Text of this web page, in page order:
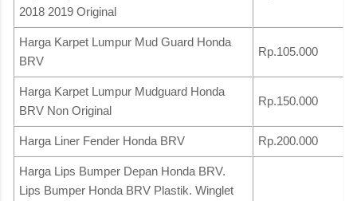
2018 2019 Original
Harga Karpet Lumpur Mud Guard Honda
BRV
Rp.105.000
Harga Karpet Lumpur Mudguard Honda
BRV Non Original
Rp.150.000
Harga Liner Fender Honda BRV Rp.200.000
Harga Lips Bumper Depan Honda BRV.
Lips Bumper Honda BRV Plastik. Winglet